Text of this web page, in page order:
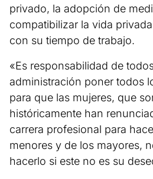
privado, la adopción de
compatibilizar la vida
con su tiempo de trabajo.
«Es responsabilidad de
administración poner todos
para que las mujeres, que
históricamente han
carrera profesional para
menores y de los mayores,
hacerlo si este no es su